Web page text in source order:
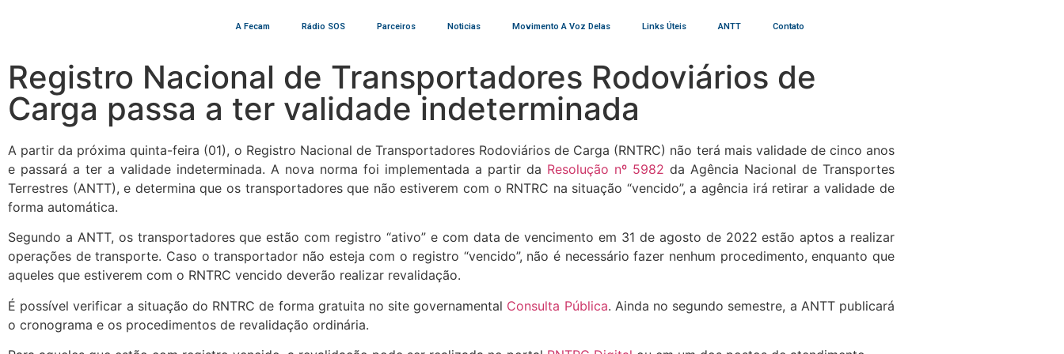
A Fecam Rádio SOS Parceiros Noticias Movimento A Voz Delas Links Úteis ANTT Contato
Registro Nacional de Transportadores Rodoviários de
Carga passa a ter validade indeterminada
A partir da próxima quinta-feira (01), o Registro Nacional de Transportadores Rodoviários de Carga (RNTRC) não terá mais validade de cinco anos
e passará a ter a validade indeterminada. A nova norma foi implementada a partir da Resolução nº 5982 da Agência Nacional de Transportes
Terrestres (ANTT), e determina que os transportadores que não estiverem com o RNTRC na situação “vencido”, a agência irá retirar a validade de
forma automática.
Segundo a ANTT, os transportadores que estão com registro “ativo” e com data de vencimento em 31 de agosto de 2022 estão aptos a realizar
operações de transporte. Caso o transportador não esteja com o registro “vencido”, não é necessário fazer nenhum procedimento, enquanto que
aqueles que estiverem com o RNTRC vencido deverão realizar revalidação.
É possível verificar a situação do RNTRC de forma gratuita no site governamental Consulta Pública. Ainda no segundo semestre, a ANTT publicará
o cronograma e os procedimentos de revalidação ordinária.